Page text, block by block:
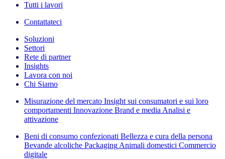
Tutti i lavori
Contattateci
Soluzioni
Settori
Rete di partner
Insights
Lavora con noi
Chi Siamo
Misurazione del mercato Insight sui consumatori e sui loro
comportamenti Innovazione Brand e media Analisi e
attivazione
Beni di consumo confezionati Bellezza e cura della persona
Bevande alcoliche Packaging Animali domestici Commercio
digitale